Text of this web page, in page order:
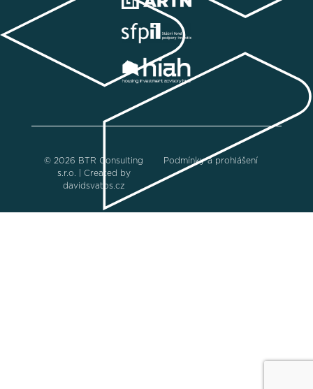
© 2026 BTR Consulting
s.r.o. | Created by
davidsvatos.cz
Podmínky a prohlášení